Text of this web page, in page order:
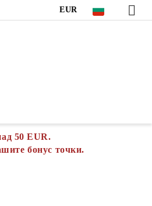
EUR
50 EUR.
бонус точки.